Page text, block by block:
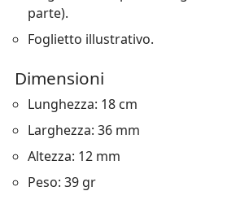
parte).
Foglietto illustrativo.
Dimensioni
Lunghezza: 18 cm
Larghezza: 36 mm
Altezza: 12 mm
Peso: 39 gr